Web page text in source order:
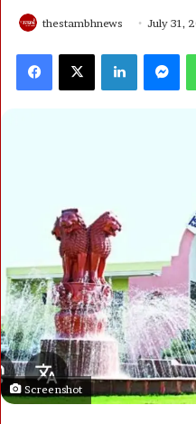
thestambhnews July 31,
Facebook X LinkedIn
Screenshot